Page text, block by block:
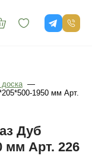
—
1950 мм Арт.
Дуб
мм Арт. 226